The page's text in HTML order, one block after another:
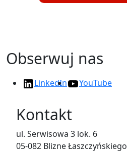
Obserwuj nas
LinkedIn YouTube
Kontakt
ul. Serwisowa 3 lok. 6
05-082 Blizne Łaszczyńskiego